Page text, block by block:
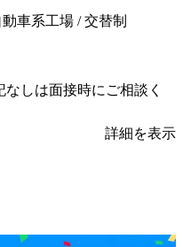
車系工場 / 交替制
しは面接時にご相談く
詳細を表示